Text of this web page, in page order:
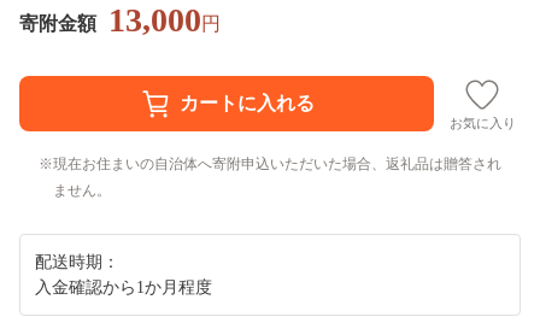
寄附金額 13,000円
お気に入り
現在お住まいの自治体へ寄附申込いただいた場合、返礼品は贈答され
ません。
配送時期：
入金確認から1か月程度